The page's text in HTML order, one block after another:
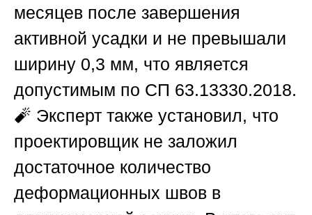
месяцев после завершения
активной усадки и не превышали
ширину 0,3 мм, что является
допустимым по СП 63.13330.2018.
🧨 Эксперт также установил, что
проектировщик не заложил
достаточное количество
деформационных швов в